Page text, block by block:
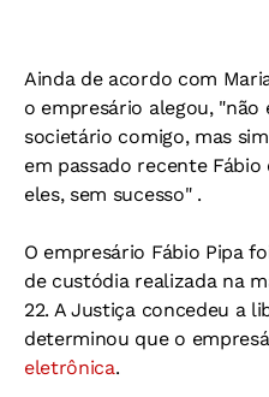
Ainda de acordo com
o empresário alegou, "não
societário comigo, mas
em passado recente
eles, sem sucesso" .
O empresário Fábio Pipa
de custódia realizada na
22. A Justiça concedeu a
determinou que o
eletrônica.